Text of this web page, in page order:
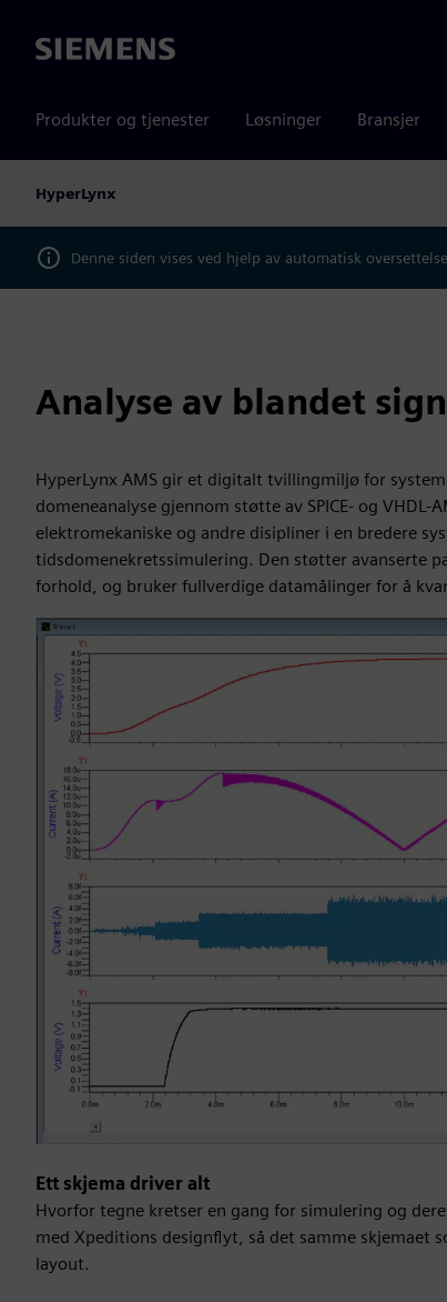
Siemens
Produkter og tjenester Løsninger Bransjer
HyperLynx
Denne siden vises ved hjelp av automatisk
Analyse av blandet
HyperLynx AMS gir et digitalt tvillingmiljø for
domeneanalyse gjennom støtte av SPICE- og
elektromekaniske og andre disipliner i en bredere
tidsdomenekretssimulering. Den støtter avanserte
forhold, og bruker fullverdige datamålinger for å
Ett skjema driver alt
Hvorfor tegne kretser en gang for simulering og
med Xpeditions designflyt, så det samme
layout.